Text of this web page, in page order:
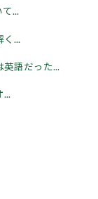
...
く...
英語だった...
...